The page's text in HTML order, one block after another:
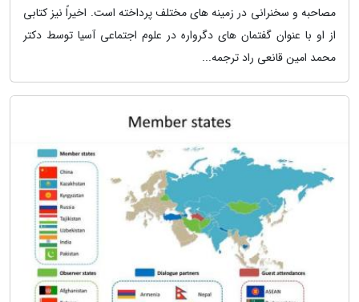
مصاحبه و سخنرانی در زمینه های مختلف پرداخته است. اخیراً نیز کتابی
از او با عنوان گفتمان های دگرواره در علوم اجتماعی آسیا توسط دکتر
محمد امین قانعی راد ترجمه...